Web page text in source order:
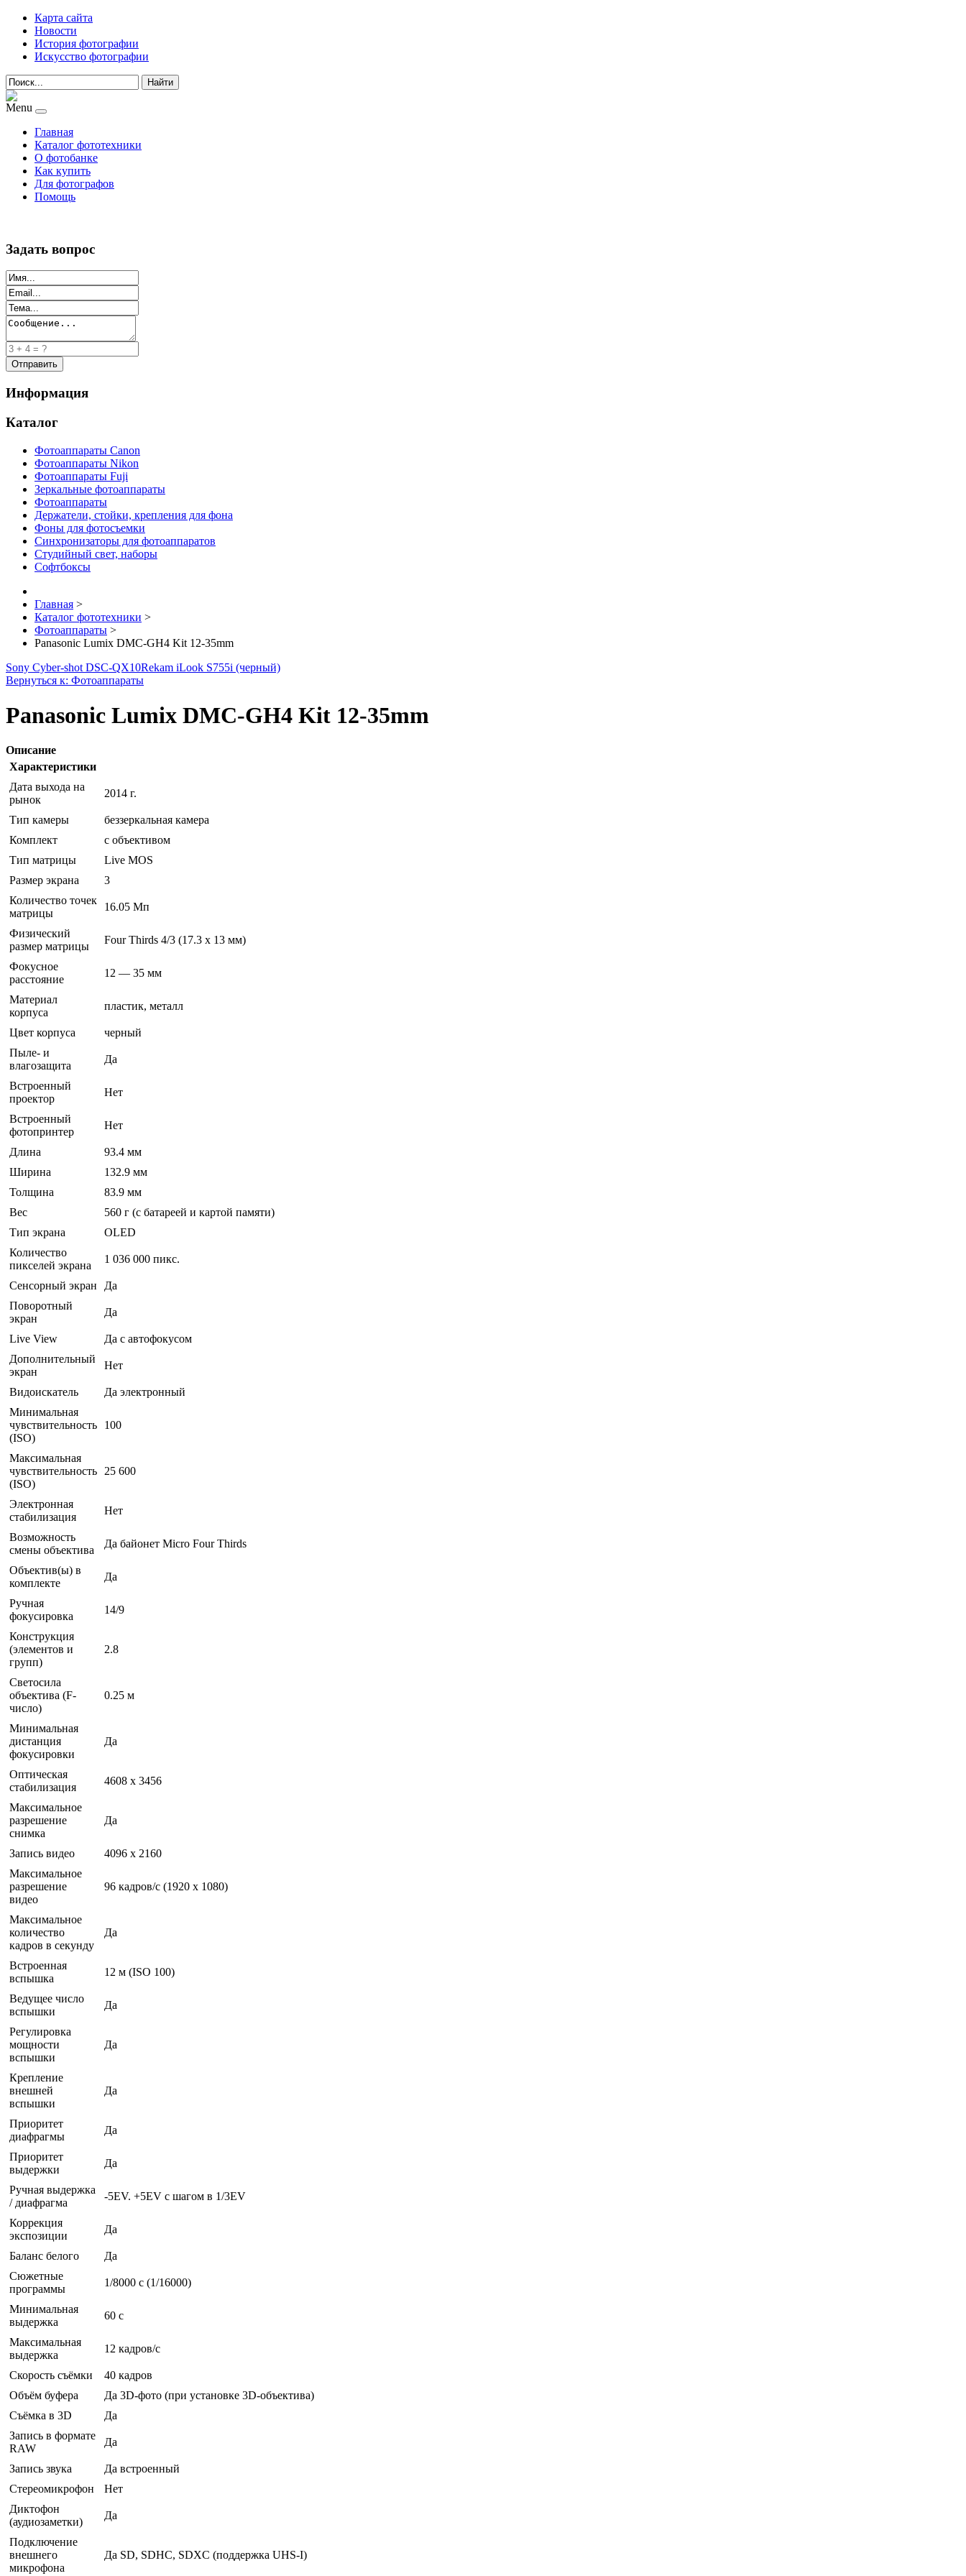
Карта сайта
Новости
История фотографии
Искусство фотографии
Найти
Menu
Главная
Каталог фототехники
О фотобанке
Как купить
Для фотографов
Помощь
Задать вопрос
Информация
Каталог
Фотоаппараты Canon
Фотоаппараты Nikon
Фотоаппараты Fuji
Зеркальные фотоаппараты
Фотоаппараты
Держатели, стойки, крепления для фона
Фоны для фотосъемки
Синхронизаторы для фотоаппаратов
Студийный свет, наборы
Софтбоксы
Главная >
Каталог фототехники >
Фотоаппараты >
Panasonic Lumix DMC-GH4 Kit 12-35mm
Sony Cyber-shot DSC-QX10Rekam iLook S755i (черный)
Вернуться к: Фотоаппараты
Panasonic Lumix DMC-GH4 Kit 12-35mm
Описание
Характеристики
Дата выхода на
рынок
2014 г.
Тип камеры
беззеркальная камера
Комплект
с объективом
Тип матрицы
Live MOS
Размер экрана
3
Количество точек
матрицы
16.05 Мп
Физический
размер матрицы
Four Thirds 4/3 (17.3 х 13 мм)
Фокусное
расстояние
12 — 35 мм
Материал
корпуса
пластик, металл
Цвет корпуса
черный
Пыле- и
влагозащита
Да
Встроенный
проектор
Нет
Встроенный
фотопринтер
Нет
Длина
93.4 мм
Ширина
132.9 мм
Толщина
83.9 мм
Вес
560 г (с батареей и картой памяти)
Тип экрана
OLED
Количество
пикселей экрана
1 036 000 пикс.
Сенсорный экран
Да
Поворотный
экран
Да
Live View
Да с автофокусом
Дополнительный
экран
Нет
Видоискатель
Да электронный
Минимальная
чувствительность
(ISO)
100
Максимальная
чувствительность
(ISO)
25 600
Электронная
стабилизация
Нет
Возможность
смены объектива
Да байонет Micro Four Thirds
Объектив(ы) в
комплекте
Да
Ручная
фокусировка
14/9
Конструкция
(элементов и
групп)
2.8
Светосила
объектива (F-
число)
0.25 м
Минимальная
дистанция
фокусировки
Да
Оптическая
стабилизация
4608 x 3456
Максимальное
разрешение
снимка
Да
Запись видео
4096 x 2160
Максимальное
разрешение
видео
96 кадров/с (1920 x 1080)
Максимальное
количество
кадров в секунду
Да
Встроенная
вспышка
12 м (ISO 100)
Ведущее число
вспышки
Да
Регулировка
мощности
вспышки
Да
Крепление
внешней
вспышки
Да
Приоритет
диафрагмы
Да
Приоритет
выдержки
Да
Ручная выдержка
/ диафрагма
-5EV. +5EV с шагом в 1/3EV
Коррекция
экспозиции
Да
Баланс белого
Да
Сюжетные
программы
1/8000 c (1/16000)
Минимальная
выдержка
60 c
Максимальная
выдержка
12 кадров/с
Скорость съёмки
40 кадров
Объём буфера
Да 3D-фото (при установке 3D-объектива)
Съёмка в 3D
Да
Запись в формате
RAW
Да
Запись звука
Да встроенный
Стереомикрофон
Нет
Диктофон
(аудиозаметки)
Да
Подключение
внешнего
микрофона
Да SD, SDHC, SDXC (поддержка UHS-I)